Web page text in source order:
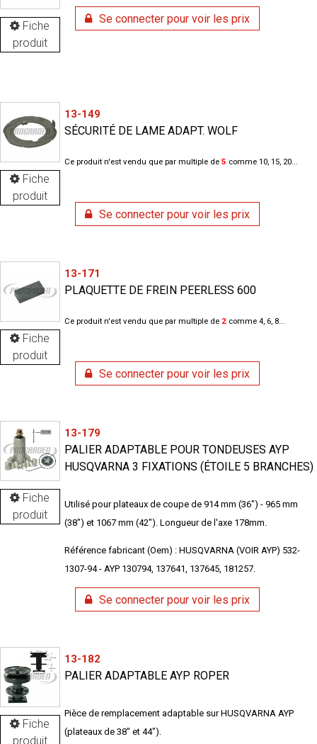
Fiche
produit
Se connecter pour voir les prix
Fiche
produit
13-149
SÉCURITÉ DE LAME ADAPT. WOLF
Ce produit n'est vendu que par multiple de 5 comme 10, 15, 20...
Se connecter pour voir les prix
Fiche
produit
13-171
PLAQUETTE DE FREIN PEERLESS 600
Ce produit n'est vendu que par multiple de 2comme 4, 6, 8...
Se connecter pour voir les prix
Fiche
produit
13-179
PALIER ADAPTABLE POUR TONDEUSES AYP
HUSQVARNA 3 FIXATIONS (ÉTOILE 5 BRANCHES)
Utilisé pour plateaux de coupe de 914 mm (36") - 965 mm
(38") et 1067 mm (42"). Longueur de l'axe 178mm.
Référence fabricant (Oem) : HUSQVARNA (VOIR AYP) 532-
1307-94 - AYP 130794, 137641, 137645, 181257.
Se connecter pour voir les prix
Fiche
produit
13-182
PALIER ADAPTABLE AYP ROPER
Pièce de remplacement adaptable sur HUSQVARNA AYP
(plateaux de 38" et 44").